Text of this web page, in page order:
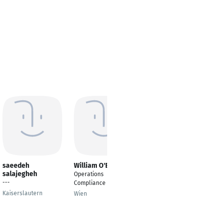
saeedeh
salajegheh
---
Kaiserslautern
William O'Brien
Operations
Compliance Specialist
Wien